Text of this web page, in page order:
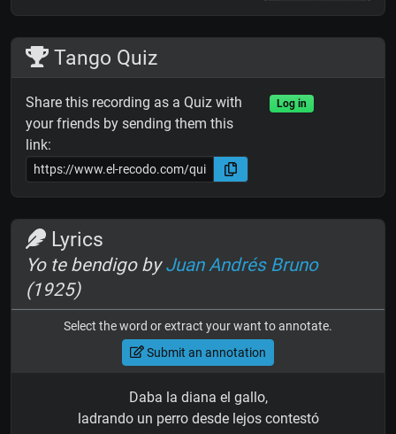
Tango Quiz
Share this recording as a Quiz with
your friends by sending them this
link:
Log in
Lyrics
Yo te bendigo byJuan Andrés Bruno
(1925)
Select the word or extract your want to annotate.
Submit an annotation
Daba la diana el gallo,
ladrando un perro desde lejos contestó